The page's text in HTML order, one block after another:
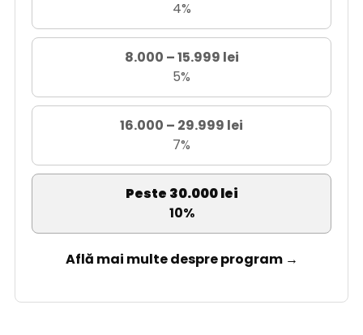
4%
8.000 – 15.999 lei
5%
16.000 – 29.999 lei
7%
Peste 30.000 lei
10%
Află mai multe despre program →